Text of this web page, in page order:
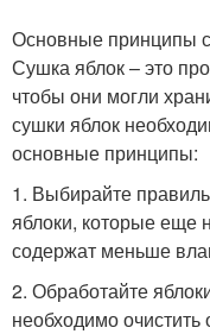
Основные принципы
Сушка яблок – это
чтобы они могли
сушки яблок
основные принципы:
1. Выбирайте
яблоки, которые еще
содержат меньше
2. Обработайте
необходимо